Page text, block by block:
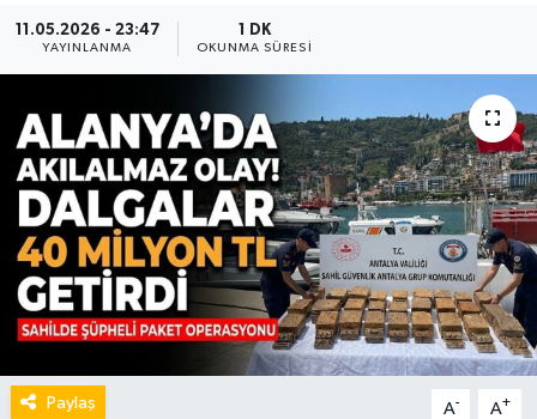
11.05.2026 - 23:47
YAYINLANMA
1 DK
OKUNMA SÜRESI
Paylaş A- A+